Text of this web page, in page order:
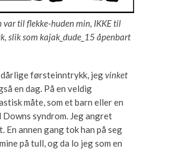
var til flekke-huden min, IKKE til
slik som kajak_dude_15 åpenbart
førsteinntrykk, jegvinket
en dag. På en veldig
måte, som et barn eller en
Downs syndrom. Jeg angret
En annen gang tok han på seg
på tull, og da lo jeg som en